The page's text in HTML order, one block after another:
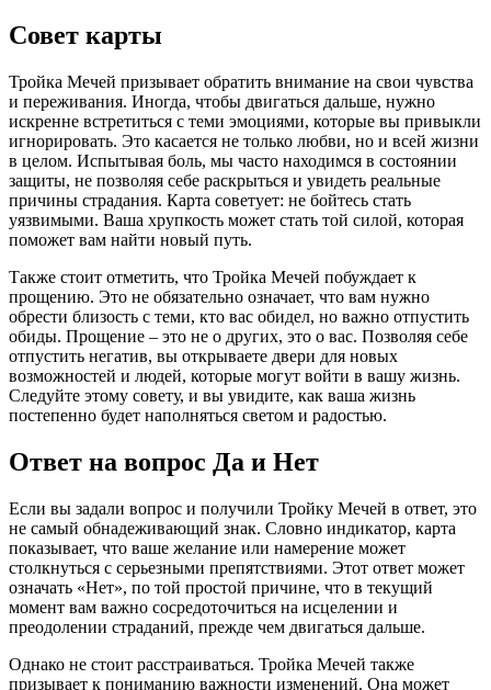
Совет карты
Тройка Мечей призывает обратить внимание на свои чувства
и переживания. Иногда, чтобы двигаться дальше, нужно
искренне встретиться с теми эмоциями, которые вы привыкли
игнорировать. Это касается не только любви, но и всей жизни
в целом. Испытывая боль, мы часто находимся в состоянии
защиты, не позволяя себе раскрыться и увидеть реальные
причины страдания. Карта советует: не бойтесь стать
уязвимыми. Ваша хрупкость может стать той силой, которая
поможет вам найти новый путь.
Также стоит отметить, что Тройка Мечей побуждает к
прощению. Это не обязательно означает, что вам нужно
обрести близость с теми, кто вас обидел, но важно отпустить
обиды. Прощение – это не о других, это о вас. Позволяя себе
отпустить негатив, вы открываете двери для новых
возможностей и людей, которые могут войти в вашу жизнь.
Следуйте этому совету, и вы увидите, как ваша жизнь
постепенно будет наполняться светом и радостью.
Ответ на вопрос Да и Нет
Если вы задали вопрос и получили Тройку Мечей в ответ, это
не самый обнадеживающий знак. Словно индикатор, карта
показывает, что ваше желание или намерение может
столкнуться с серьезными препятствиями. Этот ответ может
означать «Нет», по той простой причине, что в текущий
момент вам важно сосредоточиться на исцелении и
преодолении страданий, прежде чем двигаться дальше.
Однако не стоит расстраиваться. Тройка Мечей также
призывает к пониманию важности изменений. Она может